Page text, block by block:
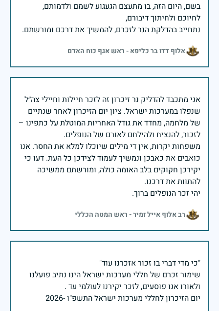
בשם, היום הזה, בו מתעצם הגעגוע לשמם ולדמותם,
נתחייב בהדלקת הנר לזכרם, להמשיך את דרכם ומורשתם.
אלוף דדו בר כליפא - ראש אגף כוח האדם
אני מתכבד להדליק נר זיכרון זה לזכר חיילות וחיילי צה״ל
שנפלו במערכות ישראל. ציון יום הזיכרון לאחר שנתיים
של מלחמה, מחדד את גודל האחריות המוטלת על כתפינו –
משפחות יקרות, אין די מילים שיוכלו למלא את החסר. אנו
כואבים את כאבכן ונמשיך לעמוד לצידכן כל העת. דעו כי
יקירכן חקוקים בלב האומה כולה, ומורשתם ממשיכה
יהי זכר הנופלים ברוך.
רב אלוף אייל זמיר - ראש המטה הכללי
שימור זכרם של חללי מערכות ישראל הינו נתיב פועלנו
יום הזיכרון לחללי מערכות ישראל התשפ"ו -2026